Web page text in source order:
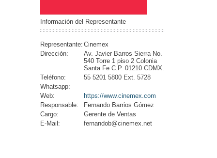
Información del Representante
Representante: Cinemex
Dirección:
Av. Javier Barros Sierra No.
540 Torre 1 piso 2 Colonia
Santa Fe C.P. 01210 CDMX.
Teléfono:
55 5201 5800 Ext. 5728
Whatsapp:
Web:
https://www.cinemex.com
Responsable:
Fernando Barrios Gómez
Cargo:
Gerente de Ventas
E-Mail:
fernandob@cinemex.net